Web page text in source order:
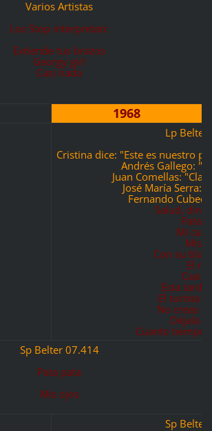
Varios Artistas
Los Stop interpretan:
Extiende tus brazos
Georgy girl
Casi nada
1968
Lp Belter
Cristina dice: "Este es nuestro
Andrés Gallego:
Juan Comellas:
José María Serra:
Fernando
Salud,
Pata,
Mi
Mis
Con su
El
Casi
Esta
El turista
No creas
Déjala
Cuanto tiempo
Sp Belter 07.414
Pata pata
Mis ojos
Sp Belter